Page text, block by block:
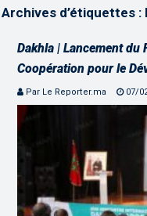
La voie express Tiznit-
Archives d’étiquettes :
Dakhla | Lancement
Coopération pour le
Par Le Reporter.ma 07/